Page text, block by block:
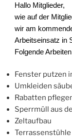
Hallo Mitglieder,
wie auf der
wir am
Arbeitseinsatz in
Folgende
Fenster putzen
Umkleiden
Rabatten
Sperrmüll aus
Zeltaufbau